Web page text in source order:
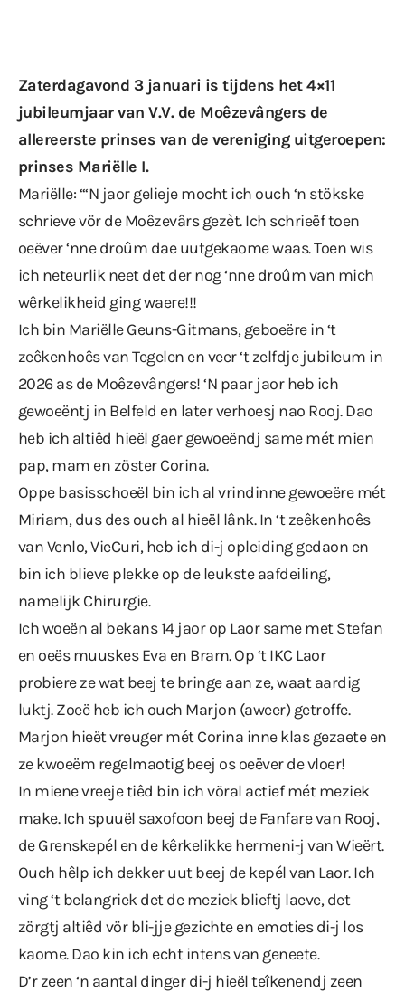
Zaterdagavond 3 januari is tijdens het 4×11
jubileumjaar van V.V. de Moêzevângers de
allereerste prinses van de vereniging uitgeroepen:
prinses Mariëlle I.
Mariëlle: “‘N jaor gelieje mocht ich ouch ‘n stökske
schrieve vör de Moêzevârs gezèt. Ich schrieëf toen
oeëver ‘nne droûm dae uutgekaome waas. Toen wis
ich neteurlik neet det der nog ‘nne droûm van mich
wêrkelikheid ging waere!!!
Ich bin Mariëlle Geuns-Gitmans, geboeëre in ‘t
zeêkenhoês van Tegelen en veer ‘t zelfdje jubileum in
2026 as de Moêzevângers! ‘N paar jaor heb ich
gewoeëntj in Belfeld en later verhoesj nao Rooj. Dao
heb ich altiêd hieël gaer gewoeëndj same mét mien
pap, mam en zöster Corina.
Oppe basisschoeël bin ich al vrindinne gewoeëre mét
Miriam, dus des ouch al hieël lânk. In ‘t zeêkenhoês
van Venlo, VieCuri, heb ich di-j opleiding gedaon en
bin ich blieve plekke op de leukste aafdeiling,
namelijk Chirurgie.
Ich woeën al bekans 14 jaor op Laor same met Stefan
en oeës muuskes Eva en Bram. Op ‘t IKC Laor
probiere ze wat beej te bringe aan ze, waat aardig
luktj. Zoeë heb ich ouch Marjon (aweer) getroffe.
Marjon hieët vreuger mét Corina inne klas gezaete en
ze kwoeëm regelmaotig beej os oeëver de vloer!
In miene vreeje tiêd bin ich vöral actief mét meziek
make. Ich spuuël saxofoon beej de Fanfare van Rooj,
de Grenskepél en de kêrkelikke hermeni-j van Wieërt.
Ouch hêlp ich dekker uut beej de kepél van Laor. Ich
ving ‘t belangriek det de meziek blieftj laeve, det
zörgtj altiêd vör bli-jje gezichte en emoties di-j los
kaome. Dao kin ich echt intens van geneete.
D’r zeen ‘n aantal dinger di-j hieël teîkenendj zeen